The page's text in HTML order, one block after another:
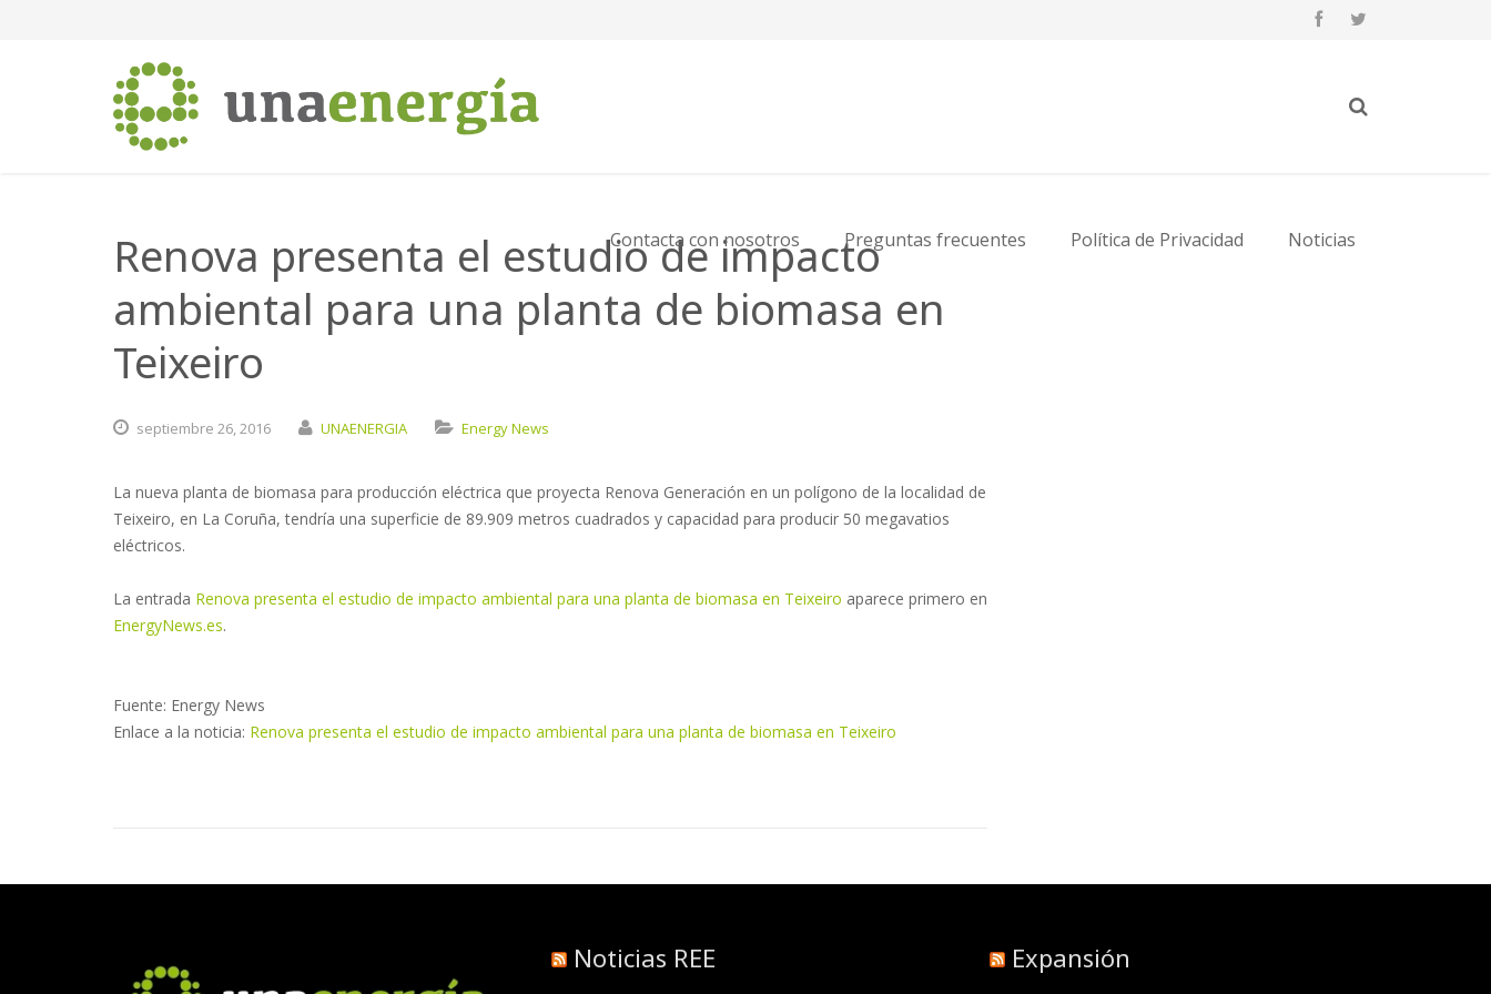
Contacta con nosotros Preguntas frecuentes Política de Privacidad Noticias
Renova presenta el estudio de impacto
ambiental para una planta de biomasa en
Teixeiro
septiembre 26,2016 UNAENERGIA Energy News
La nueva planta de biomasa para producción eléctrica que proyecta Renova Generación en un polígono de la localidad de
Teixeiro, en La Coruña, tendría una superficie de 89.909 metros cuadrados y capacidad para producir 50 megavatios
eléctricos.
La entrada Renova presenta el estudio de impacto ambiental para una planta de biomasa en Teixeiro aparece primero en
EnergyNews.es.
Fuente: Energy News
Enlace a la noticia: Renova presenta el estudio de impacto ambiental para una planta de biomasa en Teixeiro
Noticias REE Expansión